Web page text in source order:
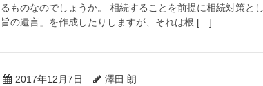
るものなのでしょうか。 相続することを前提に相続対策と
旨の遺言」を作成したりしますが、それは根 [
]
2017年12月7日 澤田 朗